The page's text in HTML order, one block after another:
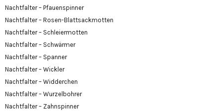
Nachtfalter – Pfauenspinner
Nachtfalter – Rosen-Blattsackmotten
Nachtfalter – Schleiermotten
Nachtfalter – Schwärmer
Nachtfalter – Spanner
Nachtfalter – Wickler
Nachtfalter – Widderchen
Nachtfalter – Wurzelbohrer
Nachtfalter – Zahnspinner